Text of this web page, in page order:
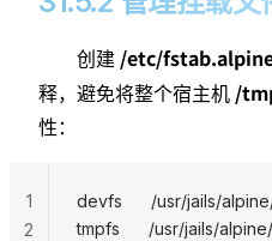
创建 /etc/
释，避免将整个宿主机 /
性：
devfs      /usr/jails/
tmpfs      /usr/jails/
1
2